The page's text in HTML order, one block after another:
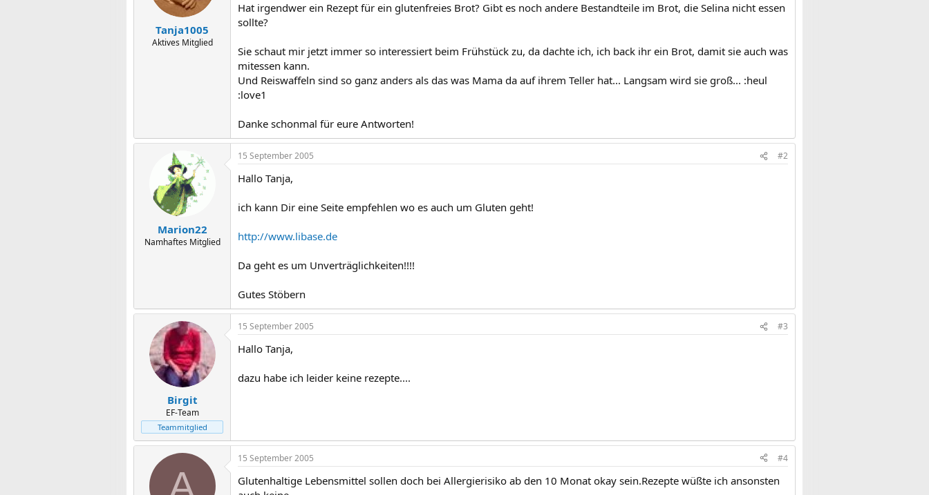
a
m
Tanja1005
Aktives Mitglied
Hat irgendwer ein Rezept für ein glutenfreies Brot? Gibt es noch andere Bestandteile im Brot, die Selina nicht essen
sollte?
Sie schaut mir jetzt immer so interessiert beim Frühstück zu, da dachte ich, ich back ihr ein Brot, damit sie auch was
mitessen kann.
Und Reiswaffeln sind so ganz anders als das was Mama da auf ihrem Teller hat... Langsam wird sie groß... :heul
:love1
Danke schonmal für eure Antworten!
Marion22
Namhaftes Mitglied
15 September 2005 #2
Hallo Tanja,
ich kann Dir eine Seite empfehlen wo es auch um Gluten geht!
http://www.libase.de
Da geht es um Unverträglichkeiten!!!!
Gutes Stöbern
Birgit
EF-Team
Teammitglied
15 September 2005 #3
Hallo Tanja,
dazu habe ich leider keine rezepte....
A
15 September 2005 #4
Glutenhaltige Lebensmittel sollen doch bei Allergierisiko ab den 10 Monat okay sein.Rezepte wüßte ich ansonsten